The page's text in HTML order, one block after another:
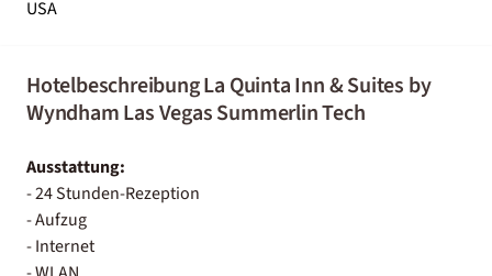
USA
Hotelbeschreibung La Quinta Inn & Suites by
Wyndham Las Vegas Summerlin Tech
Ausstattung:
- 24 Stunden-Rezeption
- Aufzug
- Internet